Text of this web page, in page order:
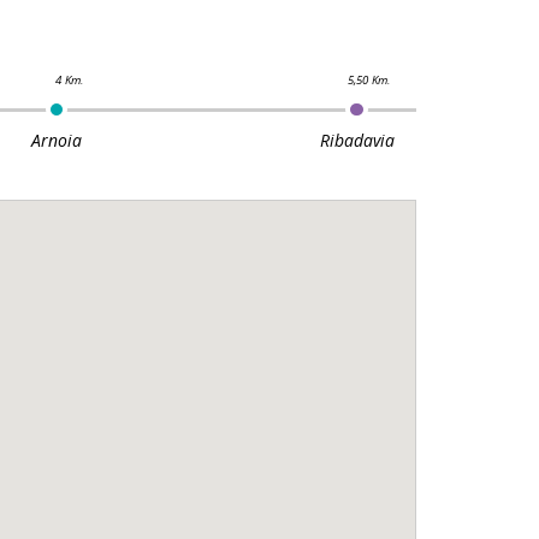
Arnoia Ribadavia